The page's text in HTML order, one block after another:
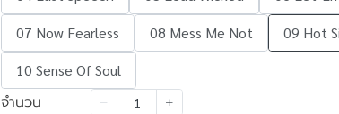
07 Now Fearless
08 Mess Me Not
09 Hot
10 Sense Of Soul
จำนวน